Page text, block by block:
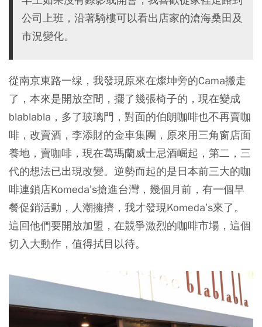
公司上班，沿著騎樓可以看出店家的滄海桑田及
市況變化。
從南京東路一缐，我發現原來在燦坤旁的Cama搬走
了，本來是開放空間，擺了幾張椅子的，現在變成
blablabla，多了玻璃門，對面的伯朗咖啡也不再賣咖
啡，改賣酒，李添財的金車集團，原來用三角窗店面
養地，賣咖啡，現在葛瑪蘭威士忌酒崛起，第二，三
代的想法已出現改變。逆勢而起的是日本前三大的咖
啡連鎖店Komeda’s搶進台灣，幾個月前，有一個早
餐促銷活動，人潮擁擠，我才發現Komeda’s來了。
這回他們要開放加盟，在競爭激烈的咖啡市場，這個
切入大動作，值得拭目以待。